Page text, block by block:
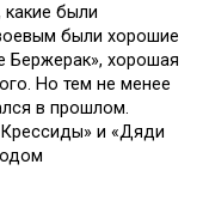
какие были
были хорошие
Бержерак», хорошая
Но тем не менее
в прошлом.
и «Дяди